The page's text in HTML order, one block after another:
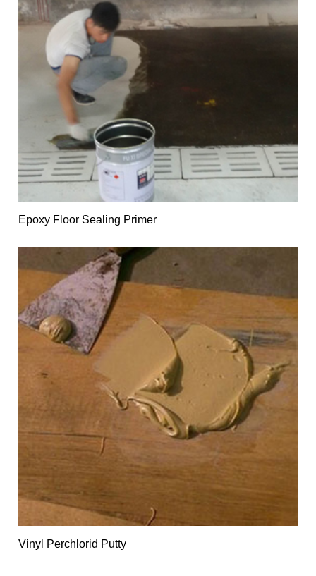
Epoxy Floor Sealing Primer
Vinyl Perchlorid Putty